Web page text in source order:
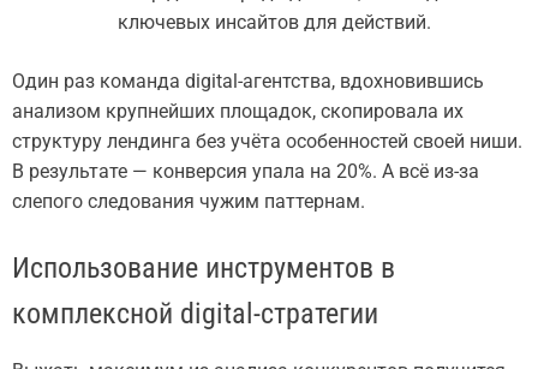
ключевых инсайтов для действий.
Один раз команда digital-агентства, вдохновившись
анализом крупнейших площадок, скопировала их
структуру лендинга без учёта особенностей своей ниши.
В результате — конверсия упала на 20%. А всё из-за
слепого следования чужим паттернам.
Использование инструментов в
комплексной digital-стратегии